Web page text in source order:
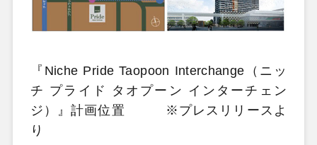
『Niche Pride Taopoon Interchange（ニッ
チ プライド タオプーン インターチェン
ジ）』計画位置 ※プレスリリースよ
り